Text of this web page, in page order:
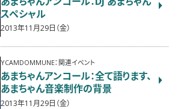
スペシャル
2013年11月29日（金）
YCAMDOMMUNE：関連イベント
あまちゃんアンコール：全て語ります、
あまちゃん音楽制作の背景
2013年11月29日（金）